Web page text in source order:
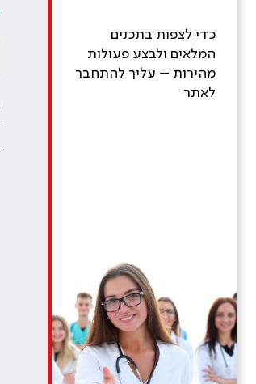
כדי לצפות בתכנים
המלאים ולבצע פעולות
מהירות – עליך להתחבר
לאתר